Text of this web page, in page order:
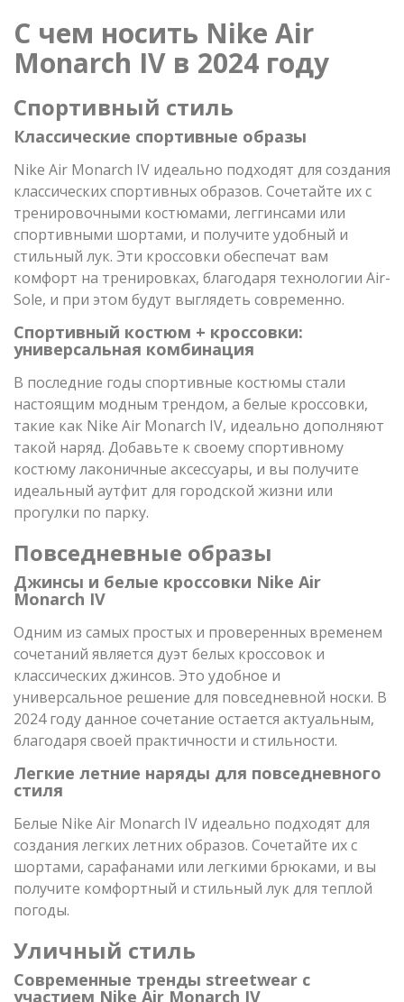
С чем носить Nike Air
Monarch IV в 2024 году
Спортивный стиль
Классические спортивные образы
Nike Air Monarch IV идеально подходят для создания
классических спортивных образов. Сочетайте их с
тренировочными костюмами, леггинсами или
спортивными шортами, и получите удобный и
стильный лук. Эти кроссовки обеспечат вам
комфорт на тренировках, благодаря технологии Air-
Sole, и при этом будут выглядеть современно.
Спортивный костюм + кроссовки:
универсальная комбинация
В последние годы спортивные костюмы стали
настоящим модным трендом, а белые кроссовки,
такие как Nike Air Monarch IV, идеально дополняют
такой наряд. Добавьте к своему спортивному
костюму лаконичные аксессуары, и вы получите
идеальный аутфит для городской жизни или
прогулки по парку.
Повседневные образы
Джинсы и белые кроссовки Nike Air
Monarch IV
Одним из самых простых и проверенных временем
сочетаний является дуэт белых кроссовок и
классических джинсов. Это удобное и
универсальное решение для повседневной носки. В
2024 году данное сочетание остается актуальным,
благодаря своей практичности и стильности.
Легкие летние наряды для повседневного
стиля
Белые Nike Air Monarch IV идеально подходят для
создания легких летних образов. Сочетайте их с
шортами, сарафанами или легкими брюками, и вы
получите комфортный и стильный лук для теплой
погоды.
Уличный стиль
Современные тренды streetwear с
участием Nike Air Monarch IV